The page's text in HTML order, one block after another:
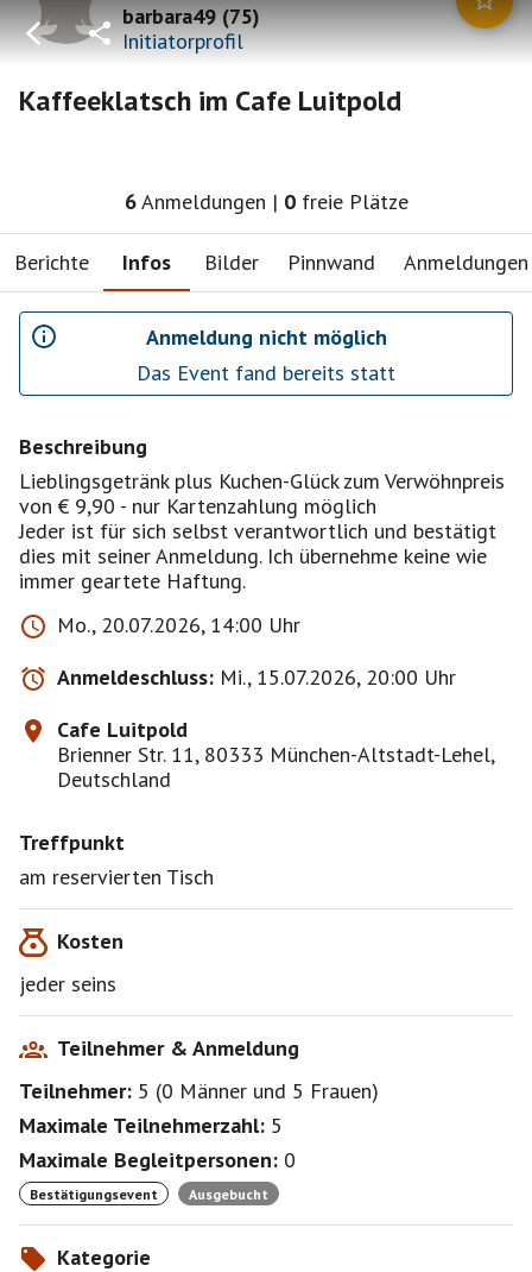
barbara49(75)
Initiatorprofil
Kaffeeklatsch im Cafe Luitpold
6Anmeldungen | 0 freie Plätze
Berichte Infos Bilder Pinnwand Anmeldungen
Anmeldung nicht möglich
Das Event fand bereits statt
Beschreibung
Lieblingsgetränk plus Kuchen-Glück zum Verwöhnpreis
von € 9,90 - nur Kartenzahlung möglich
Jeder ist für sich selbst verantwortlich und bestätigt
dies mit seiner Anmeldung. Ich übernehme keine wie
immer geartete Haftung.
Mo., 20.07.2026, 14:00 Uhr
Anmeldeschluss: Mi., 15.07.2026, 20:00 Uhr
Cafe Luitpold
Brienner Str. 11, 80333 München-Altstadt-Lehel,
Deutschland
Treffpunkt
am reservierten Tisch
Kosten
jeder seins
Teilnehmer & Anmeldung
Teilnehmer: 5 (0 Männer und 5 Frauen)
Maximale Teilnehmerzahl: 5
Maximale Begleitpersonen: 0
Bestätigungsevent Ausgebucht
Kategorie